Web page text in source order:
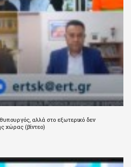
αλλά στο εξωτερικό δεν
χώρας (βίντεο)